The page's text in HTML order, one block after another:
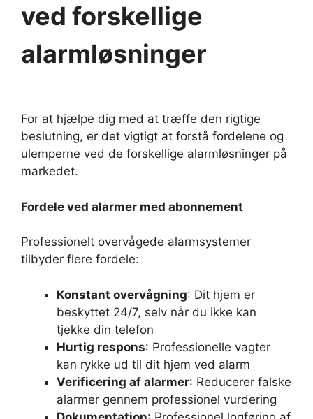
ved forskellige
alarmløsninger
For at hjælpe dig med at træffe den rigtige
beslutning, er det vigtigt at forstå fordelene og
ulemperne ved de forskellige alarmløsninger på
markedet.
Fordele ved alarmer med abonnement
Professionelt overvågede alarmsystemer
tilbyder flere fordele:
Konstant overvågning: Dit hjem er
beskyttet 24/7, selv når du ikke kan
tjekke din telefon
Hurtig respons: Professionelle vagter
kan rykke ud til dit hjem ved alarm
Verificering af alarmer: Reducerer falske
alarmer gennem professionel vurdering